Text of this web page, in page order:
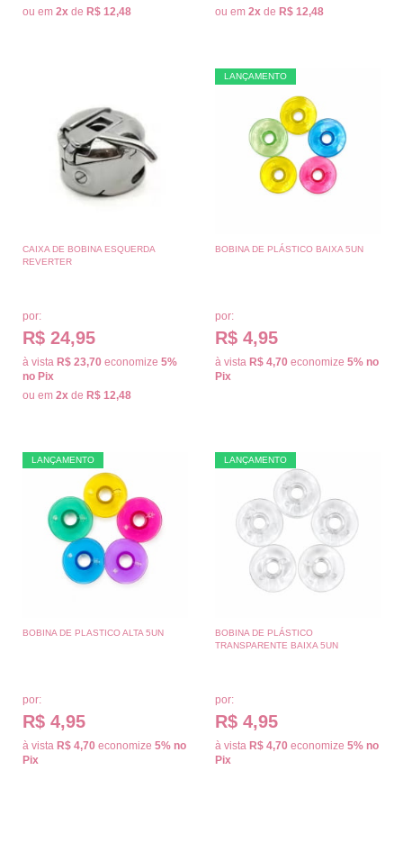
ou em 2x de R$ 12,48
ou em 2x de R$ 12,48
CAIXA DE BOBINA ESQUERDA
REVERTER
por:
R$ 24,95
à vista R$ 23,70 economize 5%
no Pix
ou em 2x de R$ 12,48
LANÇAMENTO
BOBINA DE PLÁSTICO BAIXA 5UN
por:
R$ 4,95
à vista R$ 4,70 economize 5% no
Pix
LANÇAMENTO
BOBINA DE PLASTICO ALTA 5UN
por:
R$ 4,95
à vista R$ 4,70 economize 5% no
Pix
LANÇAMENTO
BOBINA DE PLÁSTICO
TRANSPARENTE BAIXA 5UN
por:
R$ 4,95
à vista R$ 4,70 economize 5% no
Pix